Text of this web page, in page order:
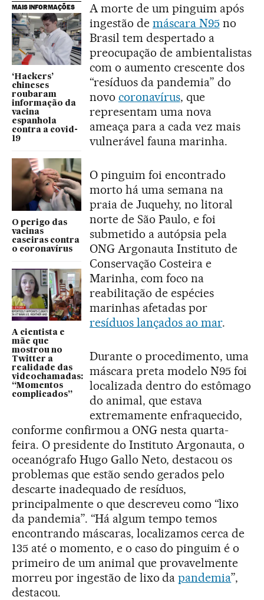
MAIS INFORMAÇÕES
‘Hackers’
chineses
roubaram
informação da
vacina
espanhola
contra a covid-
19
O perigo das
vacinas
caseiras contra
o coronavírus
A cientista e
mãe que
mostrou no
Twitter a
realidade das
videochamadas:
“Momentos
complicados”
A morte de um pinguim após
ingestão de máscara N95 no
Brasil tem despertado a
preocupação de ambientalistas
com o aumento crescente dos
“resíduos da pandemia” do
novo coronavírus, que
representam uma nova
ameaça para a cada vez mais
vulnerável fauna marinha.
O pinguim foi encontrado
morto há uma semana na
praia de Juquehy, no litoral
norte de São Paulo, e foi
submetido a autópsia pela
ONG Argonauta Instituto de
Conservação Costeira e
Marinha, com foco na
reabilitação de espécies
marinhas afetadas por
resíduos lançados ao mar.
Durante o procedimento, uma
máscara preta modelo N95 foi
localizada dentro do estômago
do animal, que estava
extremamente enfraquecido,
conforme confirmou a ONG nesta quarta-
feira. O presidente do Instituto Argonauta, o
oceanógrafo Hugo Gallo Neto, destacou os
problemas que estão sendo gerados pelo
descarte inadequado de resíduos,
principalmente o que descreveu como “lixo
da pandemia”. “Há algum tempo temos
encontrando máscaras, localizamos cerca de
135 até o momento, e o caso do pinguim é o
primeiro de um animal que provavelmente
morreu por ingestão de lixo dapandemia”,
destacou.